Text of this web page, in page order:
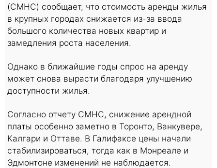
(CMHC) сообщает, что стоимость аренды жилья
в крупных городах снижается из-за ввода
большого количества новых квартир и
замедления роста населения.
Однако в ближайшие годы спрос на аренду
может снова вырасти благодаря улучшению
доступности жилья.
Согласно отчету CMHC, снижение арендной
платы особенно заметно в Торонто, Ванкувере,
Калгари и Оттаве. В Галифаксе цены начали
стабилизироваться, тогда как в Монреале и
Эдмонтоне изменений не наблюдается.